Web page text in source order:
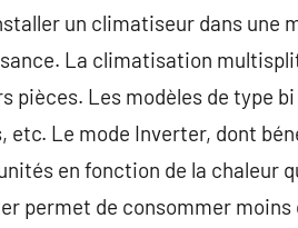
un climatiseur dans une
La climatisation
pièces. Les modèles de type
Le mode Inverter, dont
en fonction de la chaleur
permet de consommer moins